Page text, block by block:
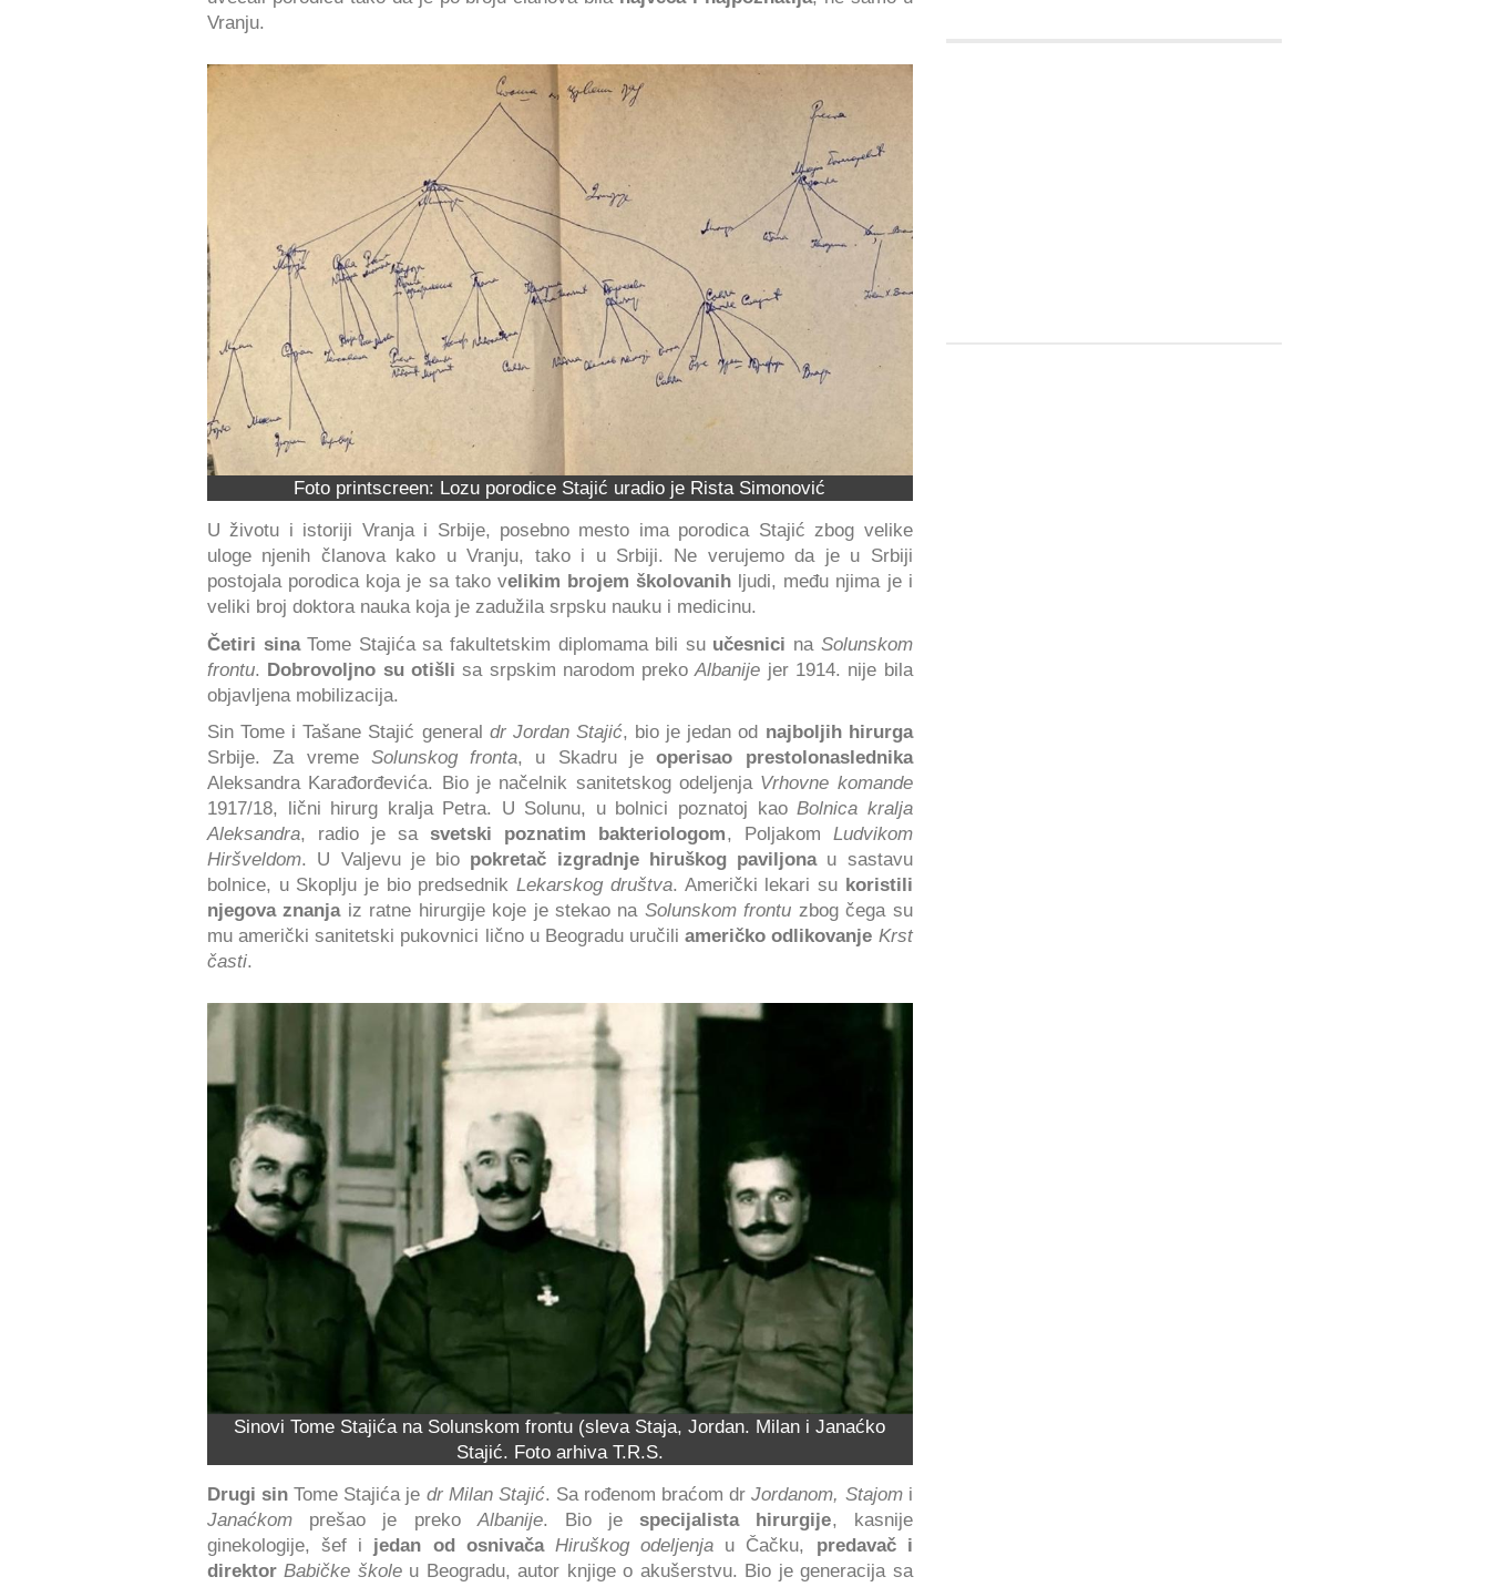
Vranju.
Foto printscreen: Lozu porodice Stajić uradio je Rista Simonović
U životu i istoriji Vranja i Srbije, posebno mesto ima porodica Stajić zbog velike
uloge njenih članova kako u Vranju, tako i u Srbiji. Ne verujemo da je u Srbiji
postojala porodica koja je sa tako velikim brojem školovanih ljudi, među njima je i
veliki broj doktora nauka koja je zadužila srpsku nauku i medicinu.
Četiri sinaTome Stajića sa fakultetskim diplomama bili su učesnici na Solunskom
frontu. Dobrovoljno su otišlisa srpskim narodom prekoAlbanije jer 1914. nije bila
objavljena mobilizacija.
Sin Tome i Tašane Stajić general dr Jordan Stajić, bio je jedan od najboljih hirurga
Srbije. Za vreme Solunskog fronta, u Skadru je operisao prestolonaslednika
Aleksandra Karađorđevića. Bio je načelnik sanitetskog odeljenja Vrhovne komande
1917/18, lični hirurg kralja Petra. U Solunu, u bolnici poznatoj kaoBolnica kralja
Aleksandra, radio je sasvetski poznatim bakteriologom, Poljakom Ludvikom
Hiršveldom. U Valjevu je bio pokretač izgradnje hiruškog paviljonau sastavu
bolnice, u Skoplju je bio predsednik Lekarskog društva. Američki lekari su koristili
njegova znanjaiz ratne hirurgije koje je stekao na Solunskom frontu zbog čega su
mu američki sanitetski pukovnici lično u Beogradu uručiliameričko odlikovanje Krst
časti.
Sinovi Tome Stajića na Solunskom frontu (sleva Staja, Jordan. Milan i Janaćko
Stajić. Foto arhiva T.R.S.
Drugi sin Tome Stajića je dr Milan Stajić. Sa rođenom braćom drJordanom, Stajomi
Janaćkom prešao je preko Albanije. Bio jespecijalista hirurgije, kasnije
ginekologije, šef i jedan od osnivača Hiruškog odeljenja u Čačku, predavač i
direktor Babičke škole u Beogradu, autor knjige o akušerstvu. Bio je generacija sa